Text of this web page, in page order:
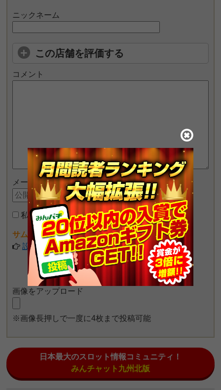
ニックネーム
この店舗を評価する
コメント
メールアドレス
私はロボットではありません
サムネイル画像が設定できるようになりました♪
設定してみる
画像をアップロード
※画像長押しで一度に4枚まで投稿可能
日本最大のスロット情報コミュニティ！
みんチャット九州北版